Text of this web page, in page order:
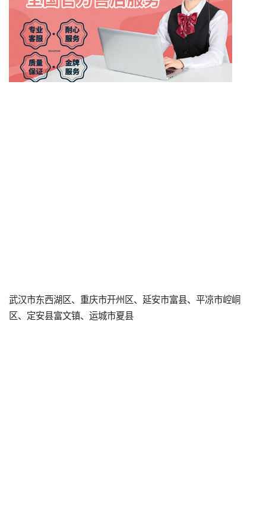
武汉市东西湖区、重庆市开州区、延安市富县、平凉市崆峒
区、定安县富文镇、运城市夏县